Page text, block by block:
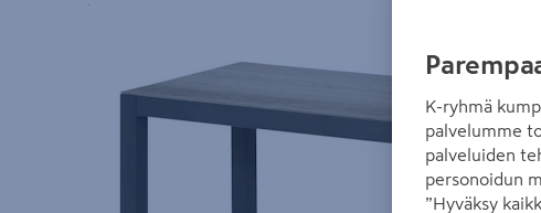
Yksityiskohtainen kuvaus löytyy Tuotteen kuvaus -
K-ryhmä
palvelumme
palveluiden
personoidun
”Hyväksy